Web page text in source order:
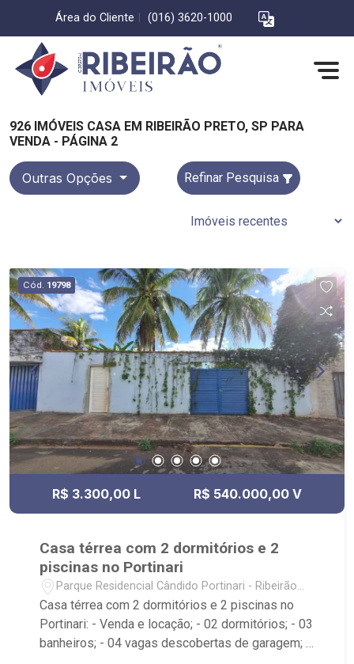
Área do Cliente (016) 3620-1000
926 IMÓVEIS CASA EM RIBEIRÃO PRETO, SP PARA
VENDA - PÁGINA 2
Outras Opções Refinar Pesquisa
Cód. 19798
R$ 3.300,00 L R$ 540.000,00 V
Casa térrea com 2 dormitórios e 2
piscinas no Portinari
Parque Residencial Cândido Portinari - Ribeirão
Preto/SP
Casa térrea com 2 dormitórios e 2 piscinas no
Portinari: - Venda e locação; - 02 dormitórios; - 03
banheiros; - 04 vagas descobertas de garagem; -